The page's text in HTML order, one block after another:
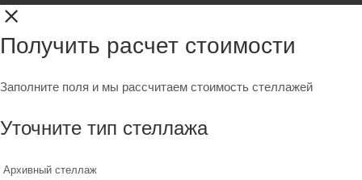
Получить расчет стоимости
Заполните поля и мы рассчитаем стоимость стеллажей
Уточните тип стеллажа
Архивный стеллаж